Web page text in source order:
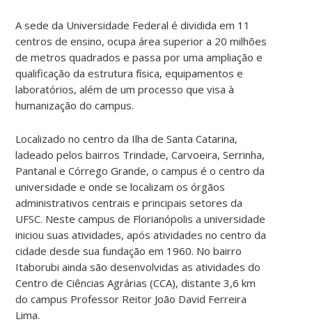
A sede da Universidade Federal é dividida em 11
centros de ensino, ocupa área superior a 20 milhões
de metros quadrados e passa por uma ampliação e
qualificação da estrutura física, equipamentos e
laboratórios, além de um processo que visa à
humanização do campus.
Localizado no centro da Ilha de Santa Catarina,
ladeado pelos bairros Trindade, Carvoeira, Serrinha,
Pantanal e Córrego Grande, o campus é o centro da
universidade e onde se localizam os órgãos
administrativos centrais e principais setores da
UFSC. Neste campus de Florianópolis a universidade
iniciou suas atividades, após atividades no centro da
cidade desde sua fundação em 1960. No bairro
Itaborubi ainda são desenvolvidas as atividades do
Centro de Ciências Agrárias (CCA), distante 3,6 km
do campus Professor Reitor João David Ferreira
Lima.